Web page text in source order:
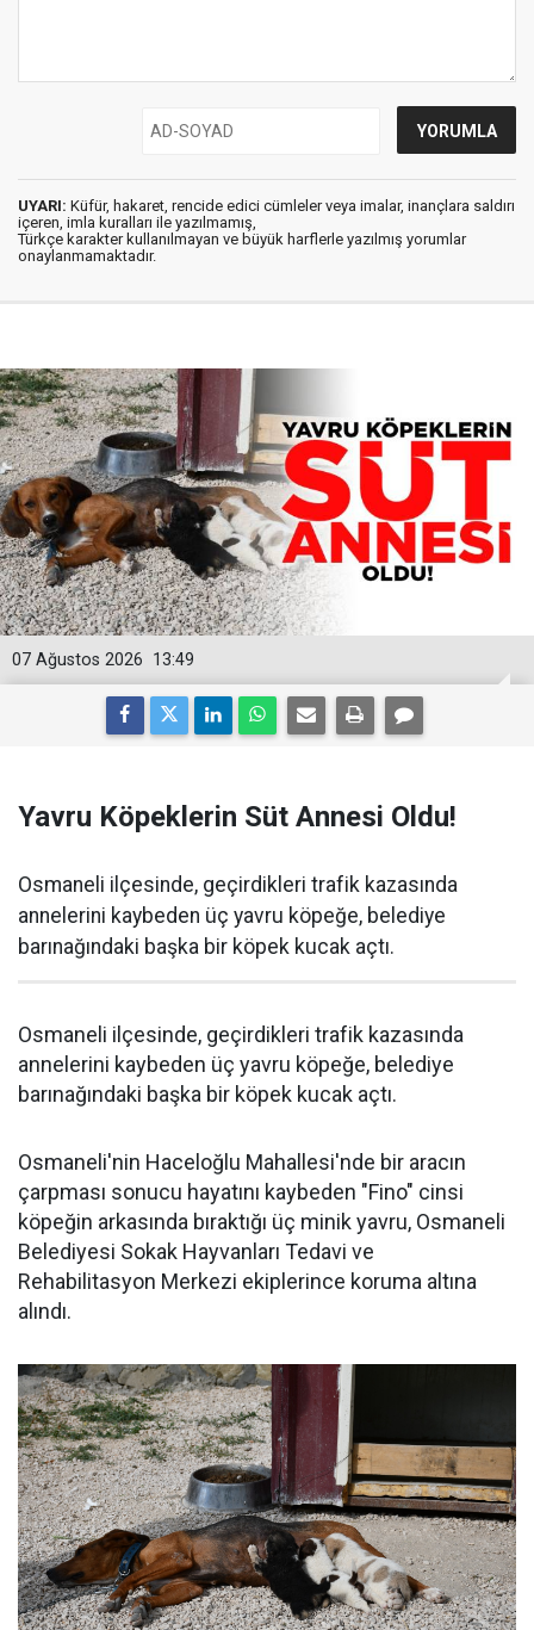
UYARI: Küfür, hakaret, rencide edici cümleler veya imalar, inançlara saldırı
içeren, imla kuralları ile yazılmamış,
Türkçe karakter kullanılmayan ve büyük harflerle yazılmış yorumlar
onaylanmamaktadır.
13:49
07 Ağustos 2026
Yavru Köpeklerin Süt Annesi Oldu!
Osmaneli ilçesinde, geçirdikleri trafik kazasında
annelerini kaybeden üç yavru köpeğe, belediye
barınağındaki başka bir köpek kucak açtı.
Osmaneli ilçesinde, geçirdikleri trafik kazasında
annelerini kaybeden üç yavru köpeğe, belediye
barınağındaki başka bir köpek kucak açtı.
Osmaneli'nin Haceloğlu Mahallesi'nde bir aracın
çarpması sonucu hayatını kaybeden "Fino" cinsi
köpeğin arkasında bıraktığı üç minik yavru, Osmaneli
Belediyesi Sokak Hayvanları Tedavi ve
Rehabilitasyon Merkezi ekiplerince koruma altına
alındı.